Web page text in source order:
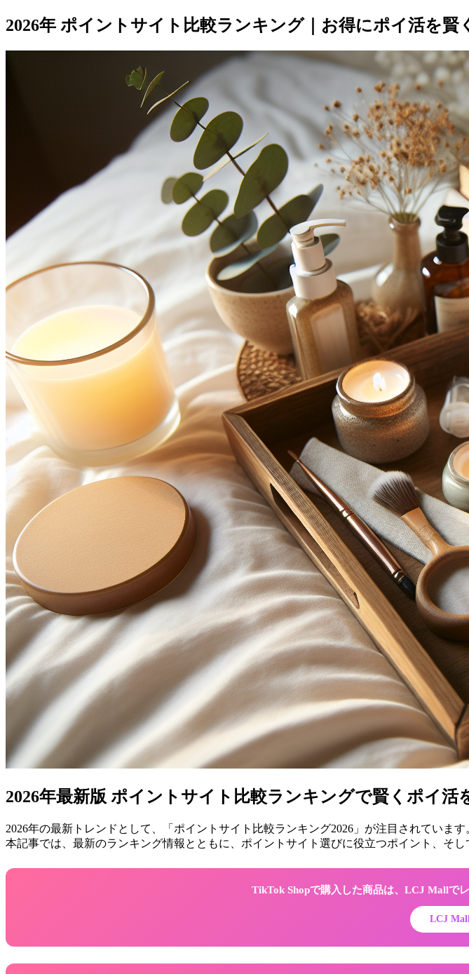
2026年 ポイントサイト比較ランキング｜お得にポイ活を賢
2026年最新版 ポイントサイト比較ランキングで賢くポイ活
2026年の最新トレンドとして、「ポイントサイト比較ランキング2026」が注目されていま
本記事では、最新のランキング情報とともに、ポイントサイト選びに役立つポイント、そし
TikTok Shopで購入した商品は、LCJ Mallで
LCJ